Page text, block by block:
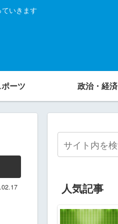
いきます
ーツ 政治・経済
人気記事